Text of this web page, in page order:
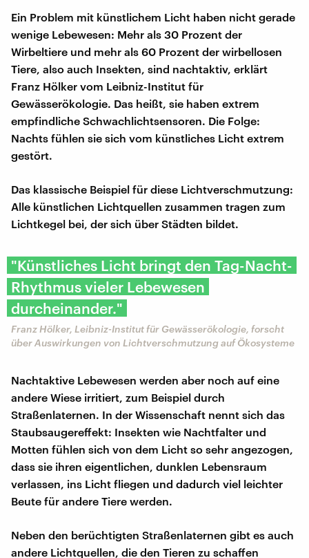
Ein Problem mit künstlichem Licht haben nicht gerade
wenige Lebewesen: Mehr als 30 Prozent der
Wirbeltiere und mehr als 60 Prozent der wirbellosen
Tiere, also auch Insekten, sind nachtaktiv, erklärt
Franz Hölker vom Leibniz-Institut für
Gewässerökologie. Das heißt, sie haben extrem
empfindliche Schwachlichtsensoren. Die Folge:
Nachts fühlen sie sich vom künstliches Licht extrem
gestört.
Das klassische Beispiel für diese Lichtverschmutzung:
Alle künstlichen Lichtquellen zusammen tragen zum
Lichtkegel bei, der sich über Städten bildet.
"Künstliches Licht bringt den Tag-Nacht-
Rhythmus vieler Lebewesen
durcheinander."
Franz Hölker, Leibniz-Institut für Gewässerökologie, forscht
über Auswirkungen von Lichtverschmutzung auf Ökosysteme
Nachtaktive Lebewesen werden aber noch auf eine
andere Wiese irritiert, zum Beispiel durch
Straßenlaternen. In der Wissenschaft nennt sich das
Staubsaugereffekt: Insekten wie Nachtfalter und
Motten fühlen sich von dem Licht so sehr angezogen,
dass sie ihren eigentlichen, dunklen Lebensraum
verlassen, ins Licht fliegen und dadurch viel leichter
Beute für andere Tiere werden.
Neben den berüchtigten Straßenlaternen gibt es auch
andere Lichtquellen, die den Tieren zu schaffen